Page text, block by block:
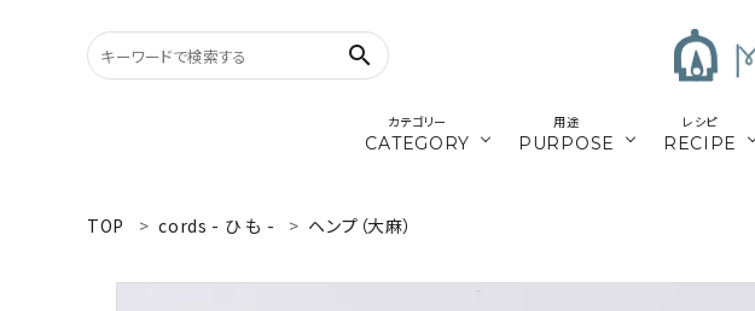
search
カテゴリー
CATEGORY
materials／副資材
用途
PURPOSE
編み糸
レシピ
RECIPE
search
TOP cords - ひ も - ヘンプ（大麻）